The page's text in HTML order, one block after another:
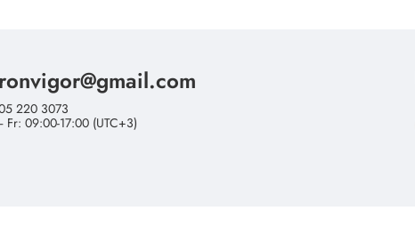
220 3073
Fr: 09:00-17:00 (UTC+3)